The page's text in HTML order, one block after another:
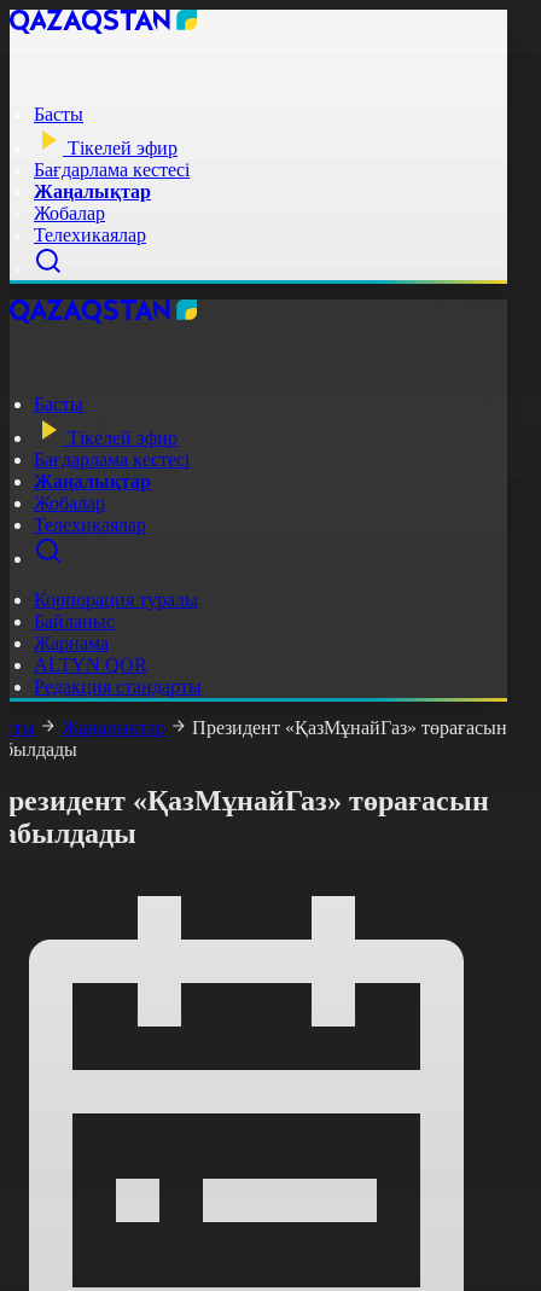
Басты
Тікелей эфир
Бағдарлама кестесі
Жаңалықтар
Жобалар
Телехикаялар
Басты
Тікелей эфир
Бағдарлама кестесі
Жаңалықтар
Жобалар
Телехикаялар
Корпорация туралы
Байланыс
Жарнама
ALTYN QOR
Редакция стандарты
Жаңалықтар
Президент «ҚазМұнайГаз» төрағасын
«ҚазМұнайГаз» төрағасын